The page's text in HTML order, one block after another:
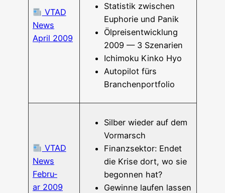
VTAD
News
April 2009
Sta­tis­tik zwi­schen
Eupho­rie und Panik
Ölpreis­ent­wick­lung
2009 — 3 Szenarien
Ichi­mo­ku Kin­ko Hyo
Auto­pi­lot fürs
Branchenportfolio
VTAD
News
Febru­
ar 2009
Sil­ber wie­der auf dem
Vormarsch
Finanz­sek­tor: Endet
die Kri­se dort, wo sie
begon­nen hat?
Gewin­ne lau­fen las­sen